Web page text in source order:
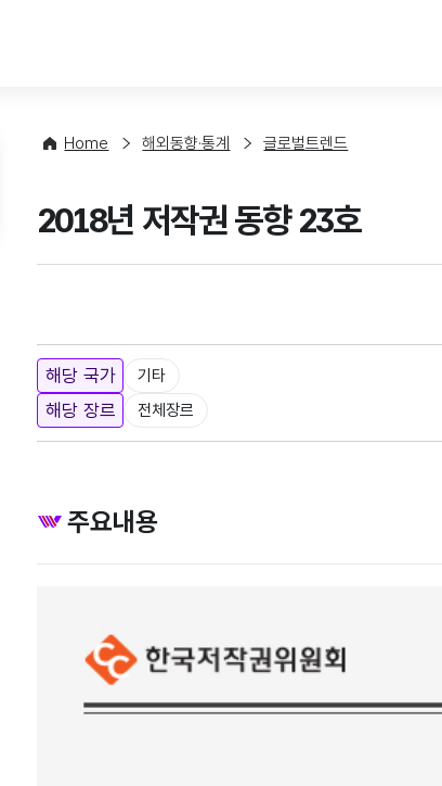
Home 해외동향·통계 글로벌트렌드
2018년 저작권 동향 23호
해당 국가 기타
해당 장르 전체장르
주요내용